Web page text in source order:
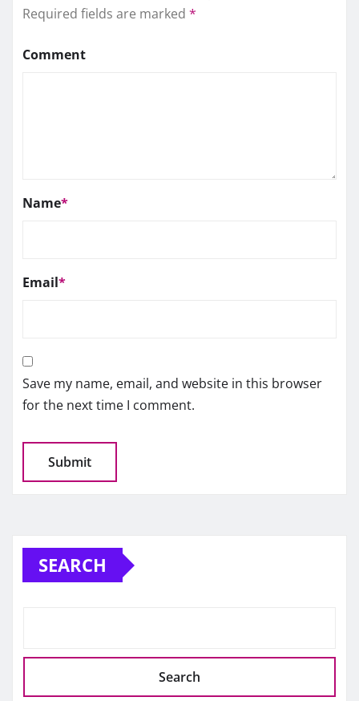
Required fields are marked *
Comment
Name*
Email*
Save my name, email, and website in this browser
for the next time I comment.
SEARCH
Search